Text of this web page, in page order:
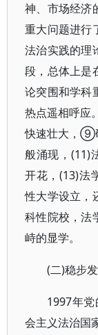
神、市场经济
重大问题进行
法治实践的理
段，总体上是
论突围和学科
热点遥相呼应
快速壮大，⑨
般涌现，(11)
开花，(13)法
性大学设立，
科性院校，法
峙的显学。
(二)稳步
1997年
会主义法治国